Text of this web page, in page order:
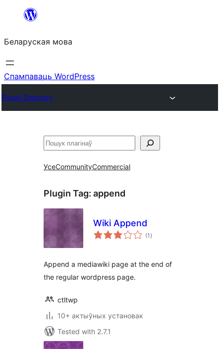
Перайсці
змесціва
Беларуская мова
Спампаваць WordPress
Plugin Directory
Пошук
УсеCommunityCommercial
Plugin Tag: append
Wiki Append
(1 total
ratings
)
Append a mediawiki page at the end of
the regular wordpress page.
ctltwp
10+ актыўных установак
Tested with 2.7.1